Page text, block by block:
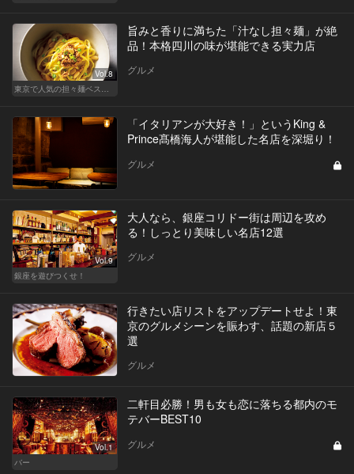
Vol.8
旨みと香りに満ちた「汁なし担々麺」が絶
品！本格四川の味が堪能できる実力店
グルメ
「イタリアンが大好き！」というKing &
Prince髙橋海人が堪能した名店を深堀り！
グルメ
Vol.9
銀座を遊びつくせ！
大人なら、銀座コリドー街は周辺を攻め
る！しっとり美味しい名店12選
グルメ
行きたい店リストをアップデートせよ！東
京のグルメシーンを賑わす、話題の新店５
選
グルメ
Vol.1
バー
二軒目必勝！男も女も恋に落ちる都内のモ
テバーBEST10
グルメ